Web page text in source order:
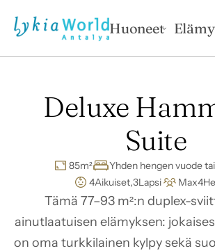
Huoneet
Deluxe
Suite
85m²
Yhden hengen vuode
4Aikuiset,3Lapsi Max4
Tämä 77–93 m²:n duplex-
ainutlaatuisen elämyksen:
on oma turkkilainen kylpy sekä